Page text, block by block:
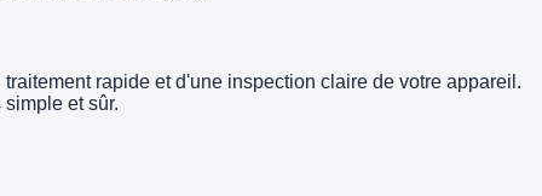
rapide et d'une inspection claire de votre appareil.
et sûr.